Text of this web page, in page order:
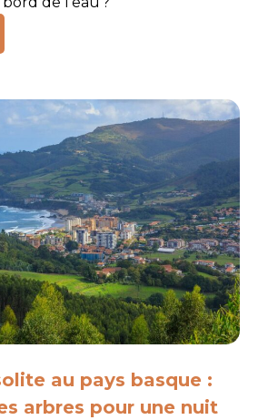
au pays basque :
arbres pour une nuit